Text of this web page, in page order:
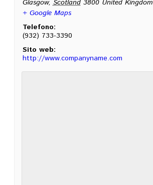
Glasgow, Scotland 3800 United Kingdom
+ Google Maps
Telefono:
(932) 733-3390
Sito web:
http://www.companyname.com